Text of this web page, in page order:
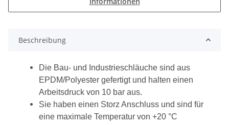
Beschreibung
Die Bau- und Industrieschläuche sind aus
EPDM/Polyester gefertigt und halten einen
Arbeitsdruck von 10 bar aus.
Sie haben einen Storz Anschluss und sind für
eine maximale Temperatur von +20 °C